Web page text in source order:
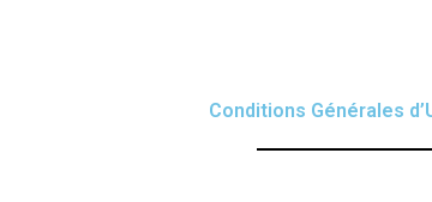
Conditions Générales